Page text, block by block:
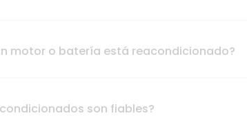
motor o batería está reacondicionado?
son fiables?